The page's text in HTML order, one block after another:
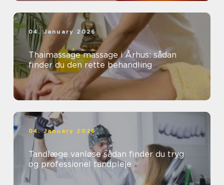
04. January 2026
Thaimassage massage i Århus: sådan
finder du den rette behandling
04. January 2026
Tandlæge vanløse sådan finder du tryg
og professionel tandpleje